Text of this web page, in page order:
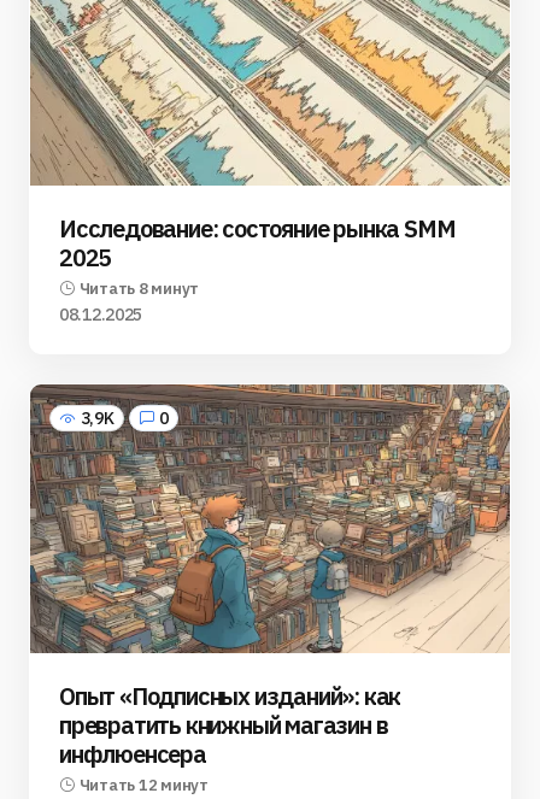
Исследование: состояние рынка SMM
2025
Читать 8 минут
08.12.2025
3,9K 0
Опыт «Подписных изданий»: как
превратить книжный магазин в
инфлюенсера
Читать 12 минут